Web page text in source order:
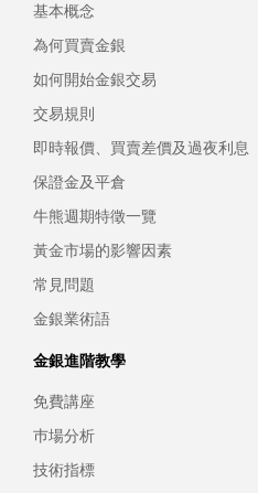
基本概念
為何買賣金銀
如何開始金銀交易
交易規則
即時報價、買賣差價及過夜利息
保證金及平倉
牛熊週期特徵一覽
黃金市場的影響因素
常見問題
金銀業術語
金銀進階教學
免費講座
巿場分析
技術指標